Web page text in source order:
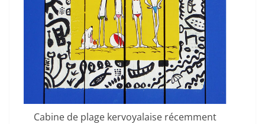
Cabine de plage kervoyalaise récemment